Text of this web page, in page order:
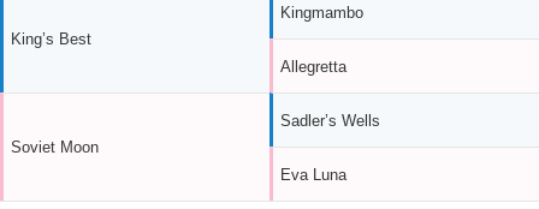
King’s Best
Soviet Moon
Kingmambo
Allegretta
Sadler’s Wells
Eva Luna